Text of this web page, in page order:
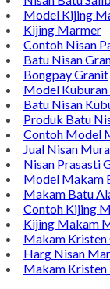
Model Kijing
Kijing Marmer
Contoh Nisan
Batu Nisan
Bongpay Granit
Model
Batu Nisan
Produk Batu
Contoh Model
Jual Nisan
Nisan Prasasti
Model Makam
Makam Batu
Contoh Kijing
Kijing Makam
Makam Kristen
Harg Nisan
Makam